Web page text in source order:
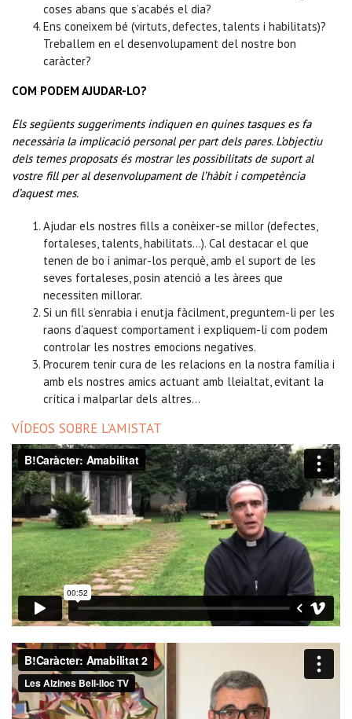
coses abans que s’acabés el dia?
Ens coneixem bé (virtuts, defectes, talents i habilitats)?
Treballem en el desenvolupament del nostre bon
caràcter?
COM PODEM AJUDAR-LO?
Els següents suggeriments indiquen en quines tasques es fa
necessària la implicació personal per part dels pares. L’objectiu
dels temes proposats és mostrar les possibilitats de suport al
vostre fill per al desenvolupament de l’hàbit i competència
d’aquest mes.
Ajudar els nostres fills a conèixer-se millor (defectes,
fortaleses, talents, habilitats…). Cal destacar el que
tenen de bo i animar-los perquè, amb el suport de les
seves fortaleses, posin atenció a les àrees que
necessiten millorar.
Si un fill s’enrabia i enutja fàcilment, preguntem-li per les
raons d’aquest comportament i expliquem-li com podem
controlar les nostres emocions negatives.
Procurem tenir cura de les relacions en la nostra família i
amb els nostres amics actuant amb lleialtat, evitant la
crítica i malparlar dels altres…
VÍDEOS SOBRE L'AMISTAT
B!Caràcter: AmabilitatfrombllcTVonVimeo.
B!Caràcter: Amabilitat 2from